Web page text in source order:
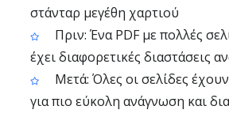
στάνταρ μεγέθη χαρτιού
Πριν: Ένα PDF με πολλές
έχει διαφορετικές διαστάσεις
Μετά: Όλες οι σελίδες
για πιο εύκολη ανάγνωση και